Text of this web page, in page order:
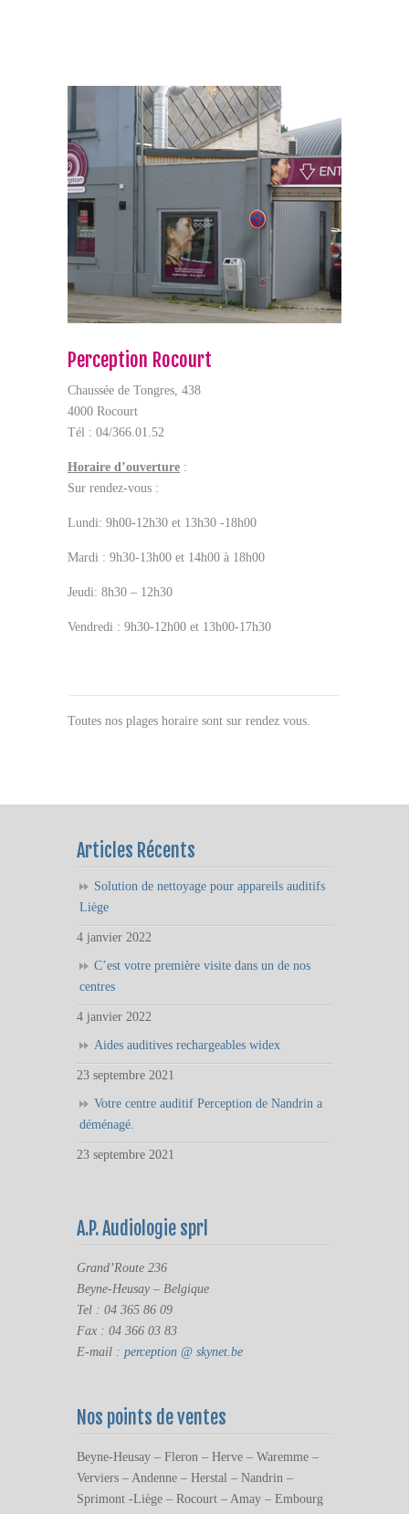
Perception Rocourt
Chaussée de Tongres, 438
4000 Rocourt
Tél : 04/366.01.52
Horaire d’ouverture :
Sur rendez-vous :
Lundi: 9h00-12h30 et 13h30 -18h00
Mardi : 9h30-13h00 et 14h00 à 18h00
Jeudi: 8h30 – 12h30
Vendredi : 9h30-12h00 et 13h00-17h30
Toutes nos plages horaire sont sur rendez vous.
Articles Récents
Solution de nettoyage pour appareils auditifs
Liège
4 janvier 2022
C’est votre première visite dans un de nos
centres
4 janvier 2022
Aides auditives rechargeables widex
23 septembre 2021
Votre centre auditif Perception de Nandrin a
déménagé.
23 septembre 2021
A.P. Audiologie sprl
Grand’Route 236
Beyne-Heusay – Belgique
Tel : 04 365 86 09
Fax : 04 366 03 83
E-mail : perception @ skynet.be
Nos points de ventes
Beyne-Heusay – Fleron – Herve – Waremme –
Verviers – Andenne – Herstal – Nandrin –
Sprimont -Liège – Rocourt – Amay – Embourg